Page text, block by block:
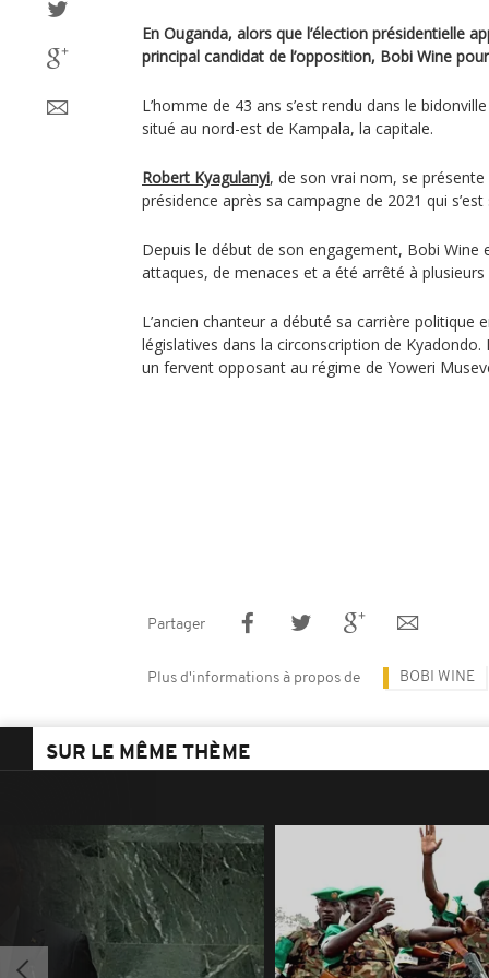
En Ouganda, alors que l’élection présidentielle
principal candidat de l’opposition, Bobi Wine
L’homme de 43 ans s’est rendu dans le
situé au nord-est de Kampala, la capitale.
Robert Kyagulanyi, de son vrai nom, se
présidence après sa campagne de 2021 qui
Depuis le début de son engagement, Bobi Wine
attaques, de menaces et a été arrêté à plusieurs
L’ancien chanteur a débuté sa carrière politique
législatives dans la circonscription de
un fervent opposant au régime de Yoweri
Partager
Plus d'informations à propos de BOBI WINE
SUR LE MÊME THÈME